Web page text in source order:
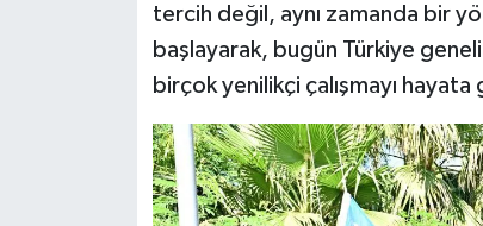
tercih değil, aynı zamanda bir
başlayarak, bugün Türkiye
birçok yenilikçi çalışmayı